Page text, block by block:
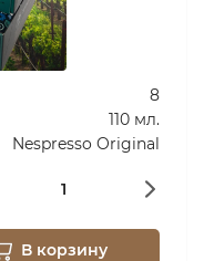
8
110 мл.
Nespresso Original
В корзину